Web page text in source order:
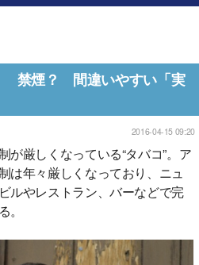
禁煙？ 間違いやすい「実
2016-04-15 09:20
厳しくなっている“タバコ”。ア
は年々厳しくなっており、ニュ
ルやレストラン、バーなどで完